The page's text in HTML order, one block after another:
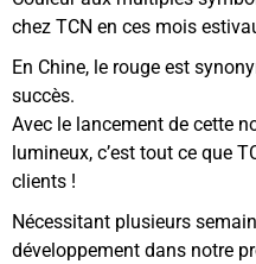
chez TCN en ces mois
En Chine, le rouge est
succès.
Avec le lancement de cette
lumineux, c’est tout ce que
clients !
Nécessitant plusieurs
développement dans notre